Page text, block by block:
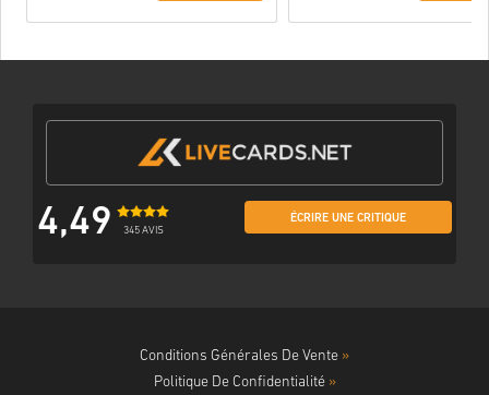
4,49 345 AVIS
ÉCRIRE UNE CRITIQUE
Conditions Générales De Vente »
Politique De Confidentialité »